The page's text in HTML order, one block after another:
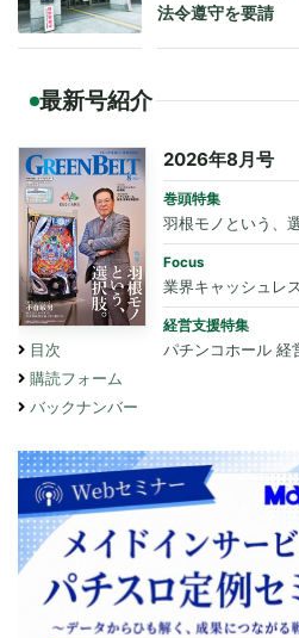
法令遵守を要請
最新号紹介
目次
購読フォーム
バックナンバー
2026年8月号
巻頭特集
羽根モノという、
Focus
業界キャッシュレ
経営支援特集
パチンコホール 経